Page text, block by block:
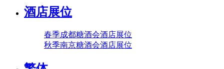
酒店展位
春季成都糖酒会酒店展位
秋季南京糖酒会酒店展位